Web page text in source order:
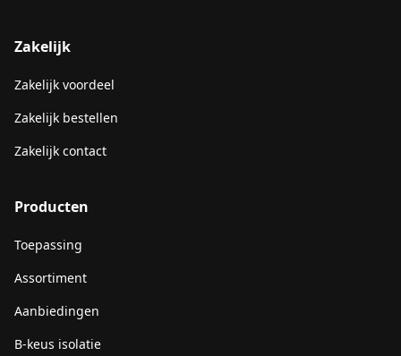
Zakelijk
Zakelijk voordeel
Zakelijk bestellen
Zakelijk contact
Producten
Toepassing
Assortiment
Aanbiedingen
B-keus isolatie